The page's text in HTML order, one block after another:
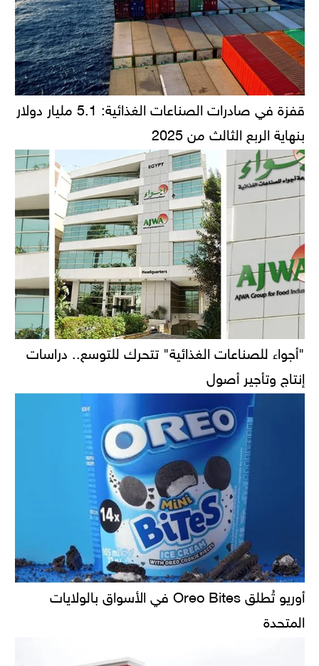
قفزة في صادرات الصناعات الغذائية: 5.1 مليار دولار
بنهاية الربع الثالث من 2025
"أجواء للصناعات الغذائية" تتحرك للتوسع.. دراسات
إنتاج وتأجير أصول
أوريو تُطلق Oreo Bites في الأسواق بالولايات
المتحدة